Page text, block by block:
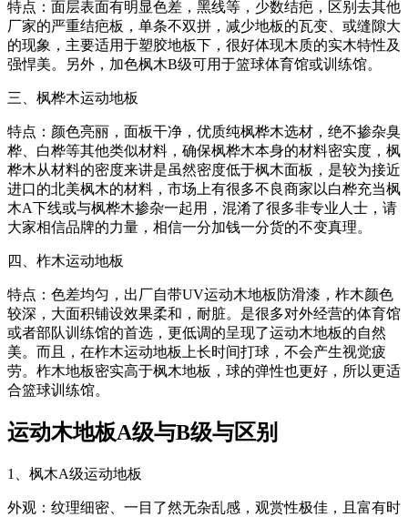
特点：面层表面有明显色差，黑线等，少数结疤，区别去其他
厂家的严重结疤板，单条不双拼，减少地板的瓦变、或缝隙大
的现象，主要适用于塑胶地板下，很好体现木质的实木特性及
强悍美。另外，加色枫木B级可用于篮球体育馆或训练馆。
三、枫桦木运动地板
特点：颜色亮丽，面板干净，优质纯枫桦木选材，绝不掺杂臭
桦、白桦等其他类似材料，确保枫桦木本身的材料密实度，枫
桦木从材料的密度来讲是虽然密度低于枫木面板，是较为接近
进口的北美枫木的材料，市场上有很多不良商家以白桦充当枫
木A下线或与枫桦木掺杂一起用，混淆了很多非专业人士，请
大家相信品牌的力量，相信一分加钱一分货的不变真理。
四、柞木运动地板
特点：色差均匀，出厂自带UV运动木地板防滑漆，柞木颜色
较深，大面积铺设效果柔和，耐脏。是很多对外经营的体育馆
或者部队训练馆的首选，更低调的呈现了运动木地板的自然
美。而且，在柞木运动地板上长时间打球，不会产生视觉疲
劳。柞木地板密实高于枫木地板，球的弹性也更好，所以更适
合篮球训练馆。
运动木地板A级与B级与区别
1、枫木A级运动地板
外观：纹理细密、一目了然无杂乱感，观赏性极佳，且富有时